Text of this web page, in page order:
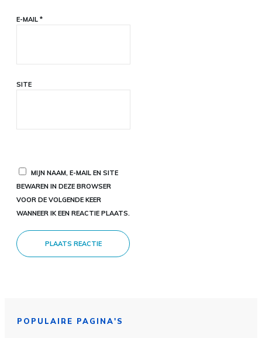
E-MAIL *
SITE
MIJN NAAM, E-MAIL EN SITE
BEWAREN IN DEZE BROWSER
VOOR DE VOLGENDE KEER
WANNEER IK EEN REACTIE PLAATS.
PLAATS REACTIE
POPULAIRE PAGINA'S